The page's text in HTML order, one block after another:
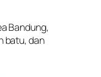
Bandung,
batu, dan